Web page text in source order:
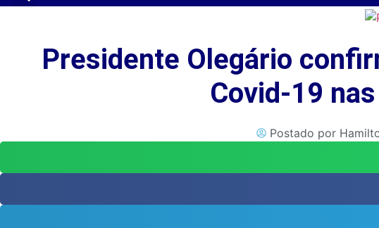
Presidente Olegário
Covid-19
Postado por